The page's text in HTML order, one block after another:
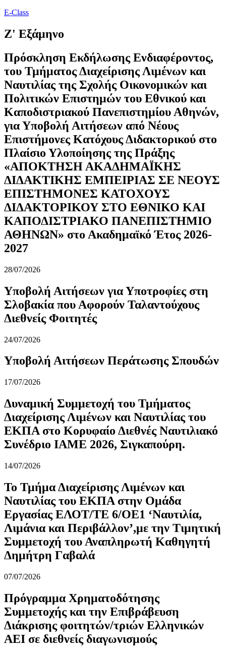
E-Class
Ζ' Εξάμηνο
Πρόσκληση Εκδήλωσης Ενδιαφέροντος,
του Τμήματος Διαχείρισης Λιμένων και
Ναυτιλίας της Σχολής Οικονομικών και
Πολιτικών Επιστημών του Εθνικού και
Καποδιστριακού Πανεπιστημίου Αθηνών,
για Υποβολή Αιτήσεων από Νέους
Επιστήμονες Κατόχους Διδακτορικού στο
Πλαίσιο Υλοποίησης της Πράξης
«ΑΠΟΚΤΗΣΗ ΑΚΑΔΗΜΑΪΚΗΣ
ΔΙΔΑΚΤΙΚΗΣ ΕΜΠΕΙΡΙΑΣ ΣΕ ΝΕΟΥΣ
ΕΠΙΣΤΗΜΟΝΕΣ ΚΑΤΟΧΟΥΣ
ΔΙΔΑΚΤΟΡΙΚΟΥ ΣΤΟ ΕΘΝΙΚΟ ΚΑΙ
ΚΑΠΟΔΙΣΤΡΙΑΚΟ ΠΑΝΕΠΙΣΤΗΜΙΟ
ΑΘΗΝΩΝ» στο Ακαδημαϊκό Έτος 2026-
2027
28/07/2026
Υποβολή Αιτήσεων για Υποτροφίες στη
Σλοβακία που Αφορούν Ταλαντούχους
Διεθνείς Φοιτητές
24/07/2026
Υποβολή Αιτήσεων Περάτωσης Σπουδών
17/07/2026
Δυναμική Συμμετοχή του Τμήματος
Διαχείρισης Λιμένων και Ναυτιλίας του
ΕΚΠΑ στο Κορυφαίο Διεθνές Ναυτιλιακό
Συνέδριο IAME 2026, Σιγκαπούρη.
14/07/2026
Το Τμήμα Διαχείρισης Λιμένων και
Ναυτιλίας του ΕΚΠΑ στην Ομάδα
Εργασίας ΕΛΟΤ/ΤΕ 6/ΟΕ1 ‘Ναυτιλία,
Λιμάνια και Περιβάλλον’,με την Τιμητική
Συμμετοχή του Αναπληρωτή Καθηγητή
Δημήτρη Γαβαλά
07/07/2026
Πρόγραμμα Χρηματοδότησης
Συμμετοχής και την Επιβράβευση
Διάκρισης φοιτητών/τριών Ελληνικών
ΑΕΙ σε διεθνείς διαγωνισμούς